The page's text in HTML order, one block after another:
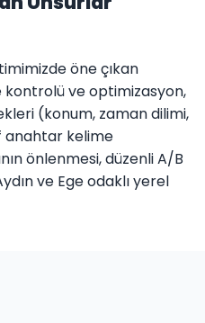
öne çıkan
kontrolü ve optimizasyon,
(konum, zaman dilimi,
anahtar kelime
önlenmesi, düzenli A/B
ve Ege odaklı yerel